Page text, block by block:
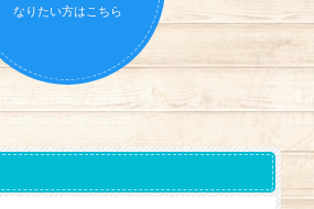
なりたい方はこちら